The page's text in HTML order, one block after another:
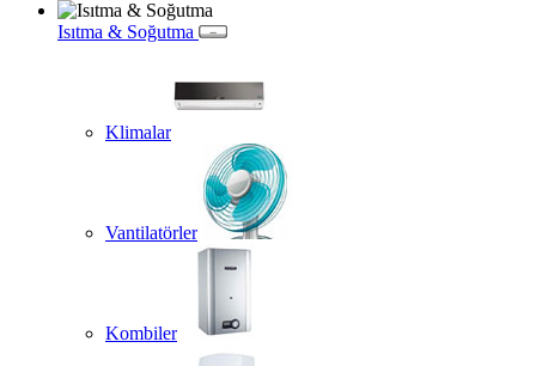
Isıtma & Soğutma
Klimalar
Vantilatörler
Kombiler